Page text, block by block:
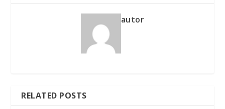
autor
RELATED POSTS